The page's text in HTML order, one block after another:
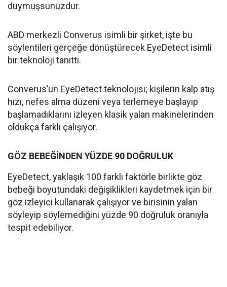
duymuşsunuzdur.
ABD merkezli Converus isimli bir şirket, işte bu
söylentileri gerçeğe dönüştürecek EyeDetect isimli
bir teknoloji tanıttı.
Converus’un EyeDetect teknolojisi; kişilerin kalp atış
hızı, nefes alma düzeni veya terlemeye başlayıp
başlamadıklarını izleyen klasik yalan makinelerinden
oldukça farklı çalışıyor.
GÖZ BEBEĞİNDEN YÜZDE 90 DOĞRULUK
EyeDetect, yaklaşık 100 farklı faktörle birlikte göz
bebeği boyutundaki değişiklikleri kaydetmek için bir
göz izleyici kullanarak çalışıyor ve birisinin yalan
söyleyip söylemediğini yüzde 90 doğruluk oranıyla
tespit edebiliyor.